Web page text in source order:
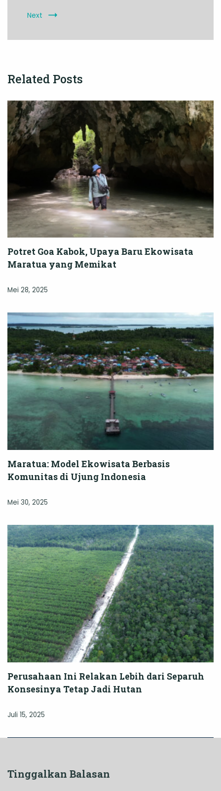
Next
Related Posts
Potret Goa Kabok, Upaya Baru Ekowisata
Maratua yang Memikat
Mei 28, 2025
Maratua: Model Ekowisata Berbasis
Komunitas di Ujung Indonesia
Mei 30, 2025
Perusahaan Ini Relakan Lebih dari Separuh
Konsesinya Tetap Jadi Hutan
Juli 15, 2025
Tinggalkan Balasan